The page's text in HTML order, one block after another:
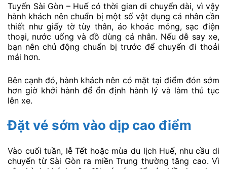
Tuyến Sài Gòn – Huế có thời gian di chuyển dài, vì vậy
hành khách nên chuẩn bị một số vật dụng cá nhân cần
thiết như giấy tờ tùy thân, áo khoác mỏng, sạc điện
thoại, nước uống và đồ dùng cá nhân. Nếu dễ say xe,
bạn nên chủ động chuẩn bị trước để chuyến đi thoải
mái hơn.
Bên cạnh đó, hành khách nên có mặt tại điểm đón sớm
hơn giờ khởi hành để ổn định hành lý và làm thủ tục
lên xe.
Đặt vé sớm vào dịp cao điểm
Vào cuối tuần, lễ Tết hoặc mùa du lịch Huế, nhu cầu di
chuyển từ Sài Gòn ra miền Trung thường tăng cao. Vì